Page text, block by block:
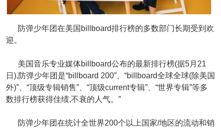
防弹少年团在美国billboard排行榜的多数部门长期受到欢
迎。
美国音乐专业媒体billboard公布的最新排行榜(据5月21
日),防弹少年团是“billboard 200”、“billboard全球全球(除美国
外)”、“顶级专辑销售”、“顶级current专辑”、“世界专辑”等多
数排行榜获得佳绩,不衰的人气。”
防弹少年团在统计全世界200个以上国家/地区的流动和销